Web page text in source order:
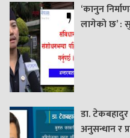
‘कानुन
लागेको छ’ :
डा.
अनुसन्धान र